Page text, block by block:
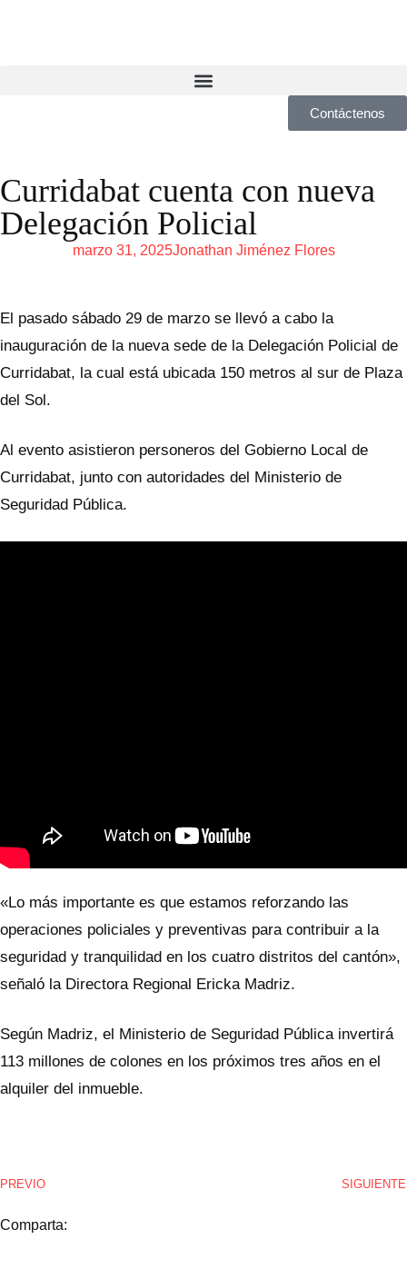
Contáctenos
Curridabat cuenta con nueva
Delegación Policial
marzo 31, 2025Jonathan Jiménez Flores
El pasado sábado 29 de marzo se llevó a cabo la
inauguración de la nueva sede de la Delegación Policial de
Curridabat, la cual está ubicada 150 metros al sur de Plaza
del Sol.
Al evento asistieron personeros del Gobierno Local de
Curridabat, junto con autoridades del Ministerio de
Seguridad Pública.
«Lo más importante es que estamos reforzando las
operaciones policiales y preventivas para contribuir a la
seguridad y tranquilidad en los cuatro distritos del cantón»,
señaló la Directora Regional Ericka Madriz.
Según Madriz, el Ministerio de Seguridad Pública invertirá
113 millones de colones en los próximos tres años en el
alquiler del inmueble.
PREVIO SIGUIENTE
Comparta: